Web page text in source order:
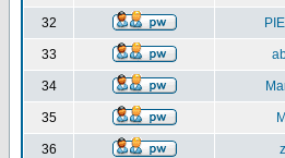
32
33
34
35
36